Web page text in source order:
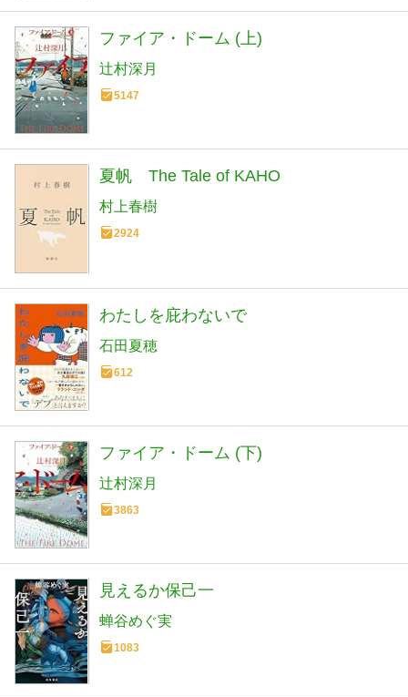
ファイア・ドーム (上)
辻村深月
5147
夏帆 The Tale of KAHO
村上春樹
2924
わたしを庇わないで
石田夏穂
612
ファイア・ドーム (下)
辻村深月
3863
見えるか保己一
蝉谷めぐ実
1083